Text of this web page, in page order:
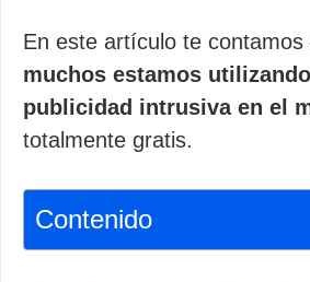
En este artículo te contamos
muchos estamos
publicidad intrusiva en el
totalmente gratis.
Contenido